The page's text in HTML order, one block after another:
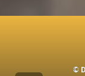
©